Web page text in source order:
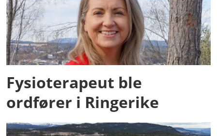
Fysioterapeut ble
ordfører i Ringerike